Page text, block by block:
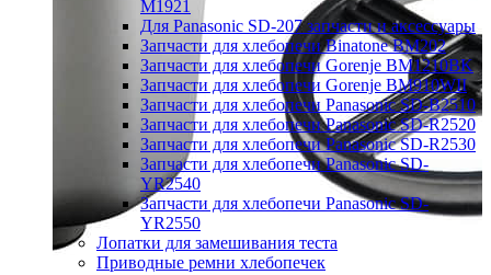
M1921
Для Panasonic SD-207 запчасти и аксессуары
Запчасти для хлебопечи Binatone BM202
Запчасти для хлебопечи Gorenje BM1210BK
Запчасти для хлебопечи Gorenje BM910WII
Запчасти для хлебопечи Panasonic SD-B2510
Запчасти для хлебопечи Panasonic SD-R2520
Запчасти для хлебопечи Panasonic SD-R2530
Запчасти для хлебопечи Panasonic SD-
YR2540
Запчасти для хлебопечи Panasonic SD-
YR2550
Лопатки для замешивания теста
Приводные ремни хлебопечек